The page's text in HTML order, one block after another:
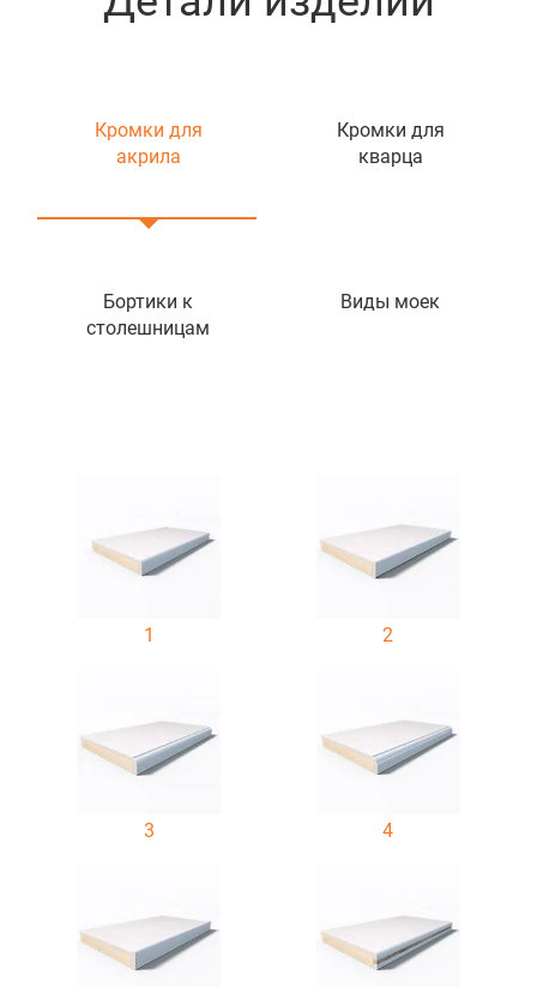
Кромки для
акрила
Кромки для
кварца
Бортики к
столешницам
Виды моек
1 2
3 4